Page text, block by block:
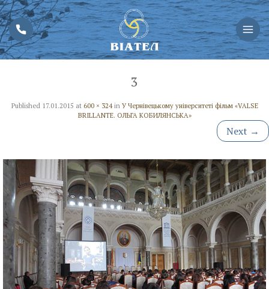
3
Published 17.01.2015 at 600 × 324in У Чернівецькому університеті фільм «VALSE
BRILLANTE. ОЛЬГА КОБИЛЯНСЬКА»
Next →